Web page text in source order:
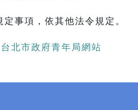
事項，依其他法令規定。
台北市政府青年局網站